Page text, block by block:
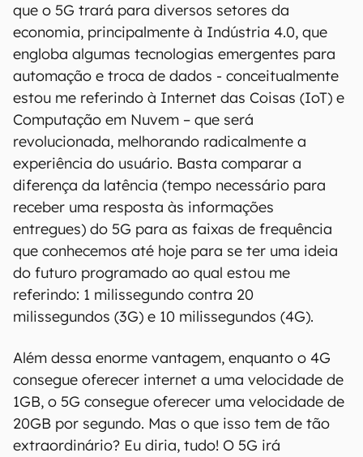
que o 5G trará para diversos setores da
economia, principalmente à Indústria 4.0, que
engloba algumas tecnologias emergentes para
automação e troca de dados - conceitualmente
estou me referindo à Internet das Coisas (IoT) e
Computação em Nuvem ­­– que será
revolucionada, melhorando radicalmente a
experiência do usuário. Basta comparar a
diferença da latência (tempo necessário para
receber uma resposta às informações
entregues) do 5G para as faixas de frequência
que conhecemos até hoje para se ter uma ideia
do futuro programado ao qual estou me
referindo: 1 milissegundo contra 20
milissegundos (3G) e 10 milissegundos (4G).
Além dessa enorme vantagem, enquanto o 4G
consegue oferecer internet a uma velocidade de
1GB, o 5G consegue oferecer uma velocidade de
20GB por segundo. Mas o que isso tem de tão
extraordinário? Eu diria, tudo! O 5G irá